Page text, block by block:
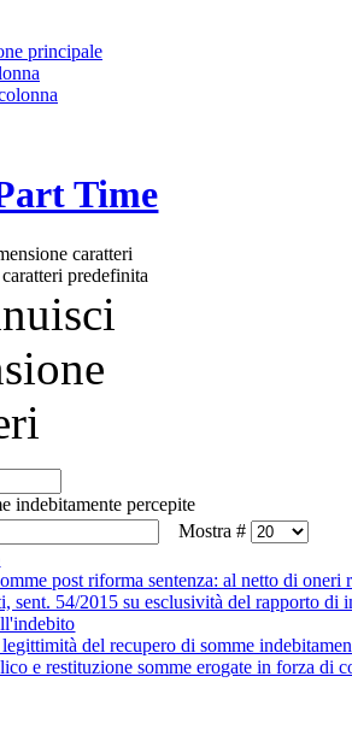
principale
Time
indebitamente percepite
Mostra #
post riforma sentenza: al netto di oneri
sent. 54/2015 su esclusività del rapporto di
del recupero di somme
e restituzione somme erogate in forza di